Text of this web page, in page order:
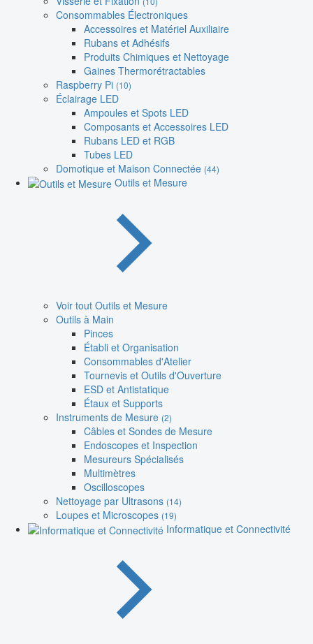
Consommables Électroniques
Accessoires et Matériel Auxiliaire
Rubans et Adhésifs
Produits Chimiques et Nettoyage
Gaines Thermorétractables
Raspberry Pi (10)
Éclairage LED
Ampoules et Spots LED
Composants et Accessoires LED
Rubans LED et RGB
Tubes LED
Domotique et Maison Connectée (44)
Outils et Mesure
Voir tout Outils et Mesure
Outils à Main
Pinces
Établi et Organisation
Consommables d'Atelier
Tournevis et Outils d'Ouverture
ESD et Antistatique
Étaux et Supports
Instruments de Mesure (2)
Câbles et Sondes de Mesure
Endoscopes et Inspection
Mesureurs Spécialisés
Multimètres
Oscilloscopes
Nettoyage par Ultrasons (14)
Loupes et Microscopes (19)
Informatique et Connectivité